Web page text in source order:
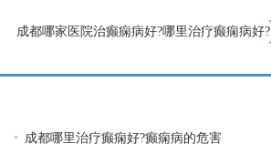
成都哪家医院治癫痫病好?哪里治疗癫痫病好?
成都哪里治疗癫痫好?癫痫病的危害